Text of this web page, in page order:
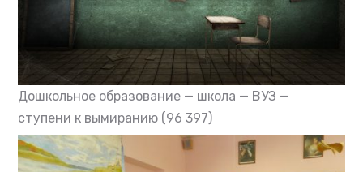
Дошкольное образование — школа — ВУЗ —
ступени к вымиранию (96 397)